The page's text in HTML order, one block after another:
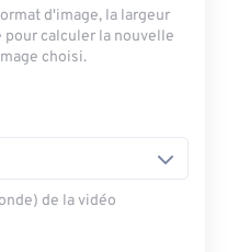
d'image, la largeur
calculer la nouvelle
choisi.
de la vidéo